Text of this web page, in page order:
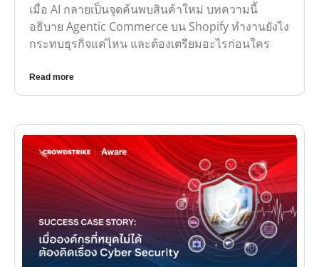
เมื่อ AI กลายเป็นจุดค้นพบสินค้าใหม่ บทความนี้
อธิบาย Agentic Commerce บน Shopify ทำงานยังไง
กระทบธุรกิจแค่ไหน และต้องเตรียมอะไรก่อนใคร
Read more